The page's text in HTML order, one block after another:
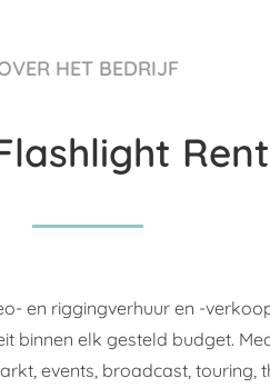
HET BEDRIJF
en riggingverhuur en -
binnen elk gesteld budget.
events, broadcast, touring,